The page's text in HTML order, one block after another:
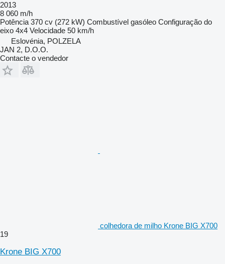
2013
8 060 m/h
Potência 370 cv (272 kW) Combustível gasóleo Configuração do
eixo 4x4 Velocidade 50 km/h
Eslovénia, POLZELA
JAN 2, D.O.O.
Contacte o vendedor
colhedora de milho Krone BIG X700
19
Krone BIG X700